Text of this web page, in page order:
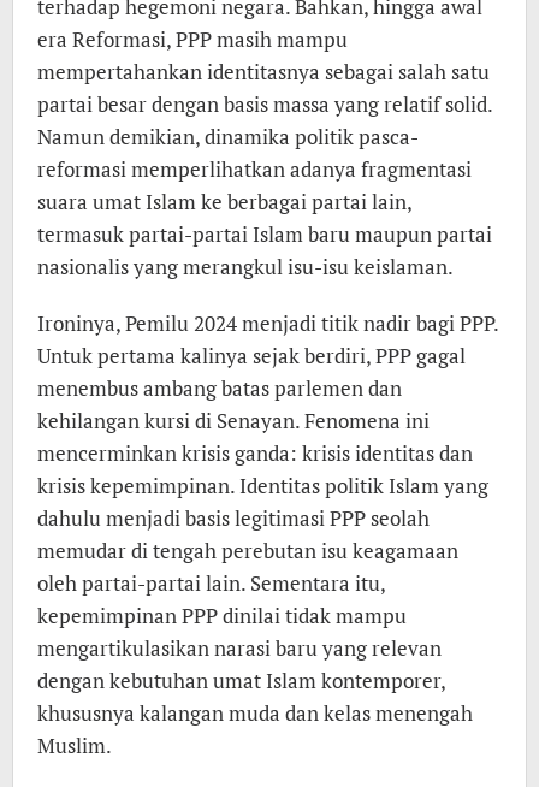
terhadap hegemoni negara. Bahkan, hingga awal
era Reformasi, PPP masih mampu
mempertahankan identitasnya sebagai salah satu
partai besar dengan basis massa yang relatif solid.
Namun demikian, dinamika politik pasca-
reformasi memperlihatkan adanya fragmentasi
suara umat Islam ke berbagai partai lain,
termasuk partai-partai Islam baru maupun partai
nasionalis yang merangkul isu-isu keislaman.
Ironinya, Pemilu 2024 menjadi titik nadir bagi PPP.
Untuk pertama kalinya sejak berdiri, PPP gagal
menembus ambang batas parlemen dan
kehilangan kursi di Senayan. Fenomena ini
mencerminkan krisis ganda: krisis identitas dan
krisis kepemimpinan. Identitas politik Islam yang
dahulu menjadi basis legitimasi PPP seolah
memudar di tengah perebutan isu keagamaan
oleh partai-partai lain. Sementara itu,
kepemimpinan PPP dinilai tidak mampu
mengartikulasikan narasi baru yang relevan
dengan kebutuhan umat Islam kontemporer,
khususnya kalangan muda dan kelas menengah
Muslim.